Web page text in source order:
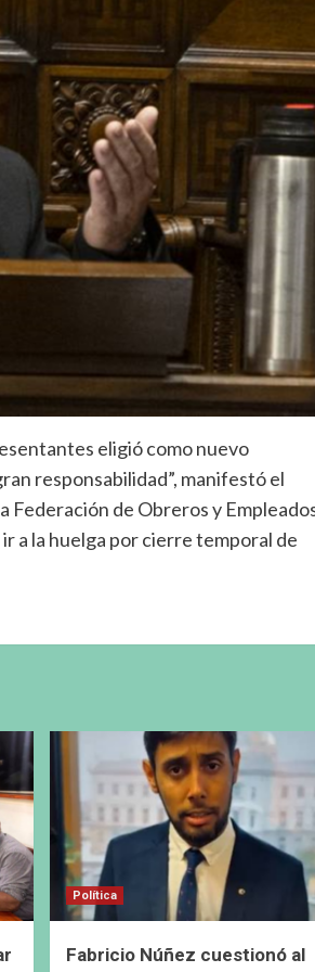
eligió como nuevo
responsabilidad”, manifestó el
de Obreros y
a la huelga por cierre temporal de
Política
Fabricio Núñez cuestionó al